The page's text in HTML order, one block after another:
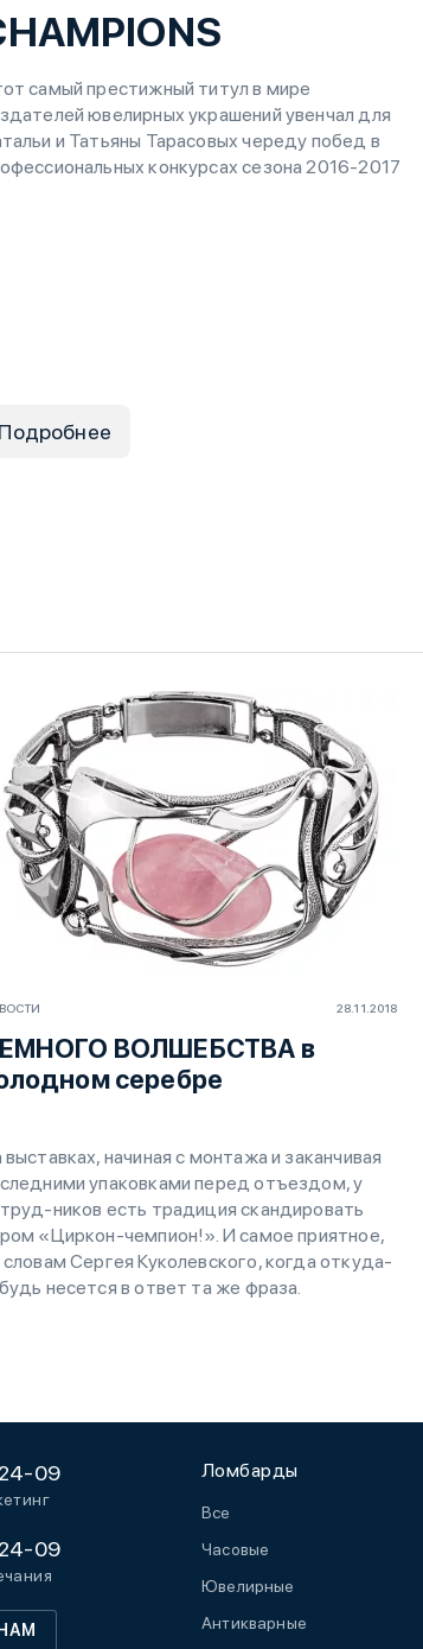
самый престижный титул в мире
ювелирных украшений увенчал для
и Татьяны Тарасовых череду побед в
конкурсах сезона 2016-2017
Подробнее
28.11.2018
ВОЛШЕБСТВА в
серебре
начиная с монтажа и заканчивая
упаковками перед отъездом, у
ников есть традиция скандировать
«Циркон-чемпион!». И самое приятное,
словам Сергея Куколевского, когда откуда-
несется в ответ та же фраза.
09
09
Ломбарды
Все
Часовые
Ювелирные
Антикварные